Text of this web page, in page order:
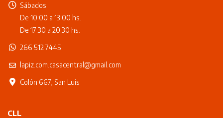
Sábados
De 10:00 a 13:00 hs.
De 17:30 a 20:30 hs.
266 512 7445
lapiz.com.casacentral@gmail.com
Colón 667, San Luis
CLL